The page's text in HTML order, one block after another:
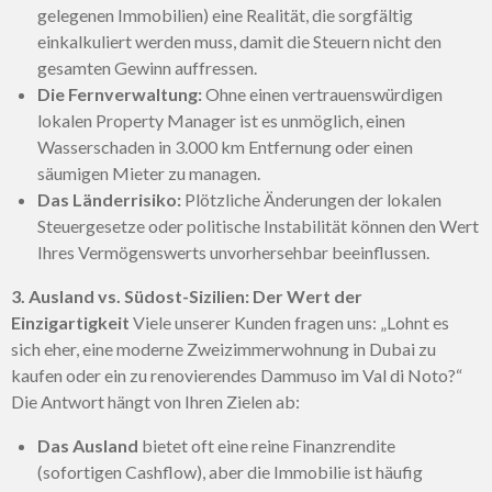
gelegenen Immobilien) eine Realität, die sorgfältig
einkalkuliert werden muss, damit die Steuern nicht den
gesamten Gewinn auffressen.
Die Fernverwaltung:Ohne einen vertrauenswürdigen
lokalen Property Manager ist es unmöglich, einen
Wasserschaden in 3.000 km Entfernung oder einen
säumigen Mieter zu managen.
Das Länderrisiko: Plötzliche Änderungen der lokalen
Steuergesetze oder politische Instabilität können den Wert
Ihres Vermögenswerts unvorhersehbar beeinflussen.
3. Ausland vs. Südost-Sizilien: Der Wert der
Einzigartigkeit Viele unserer Kunden fragen uns: „Lohnt es
sich eher, eine moderne Zweizimmerwohnung in Dubai zu
kaufen oder ein zu renovierendes Dammuso im Val di Noto?“
Die Antwort hängt von Ihren Zielen ab:
Das Ausland bietet oft eine reine Finanzrendite
(sofortigen Cashflow), aber die Immobilie ist häufig